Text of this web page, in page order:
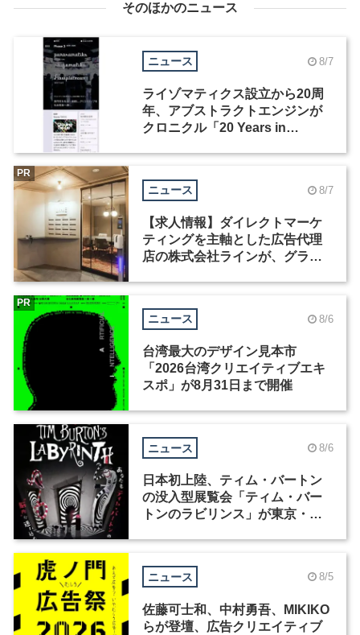
そのほかのニュース
ニュース 8/7
ライゾマティクス設立から20周
年、アブストラクトエンジンが
クロニクル「20 Years in
ニュース 8/7
【求人情報】ダイレクトマーケ
ティングを主軸とした広告代理
店の株式会社ラインが、グラフ
PR
ニュース 8/6
台湾最大のデザイン見本市
「2026台湾クリエイティブエキ
スポ」が8月31日まで開催
PR
ニュース 8/6
日本初上陸、ティム・バートン
の没入型展覧会「ティム・バー
トンのラビリンス」が東京・豊
ニュース 8/5
佐藤可士和、中村勇吾、MIKIKO
らが登壇、広告クリエイティブ